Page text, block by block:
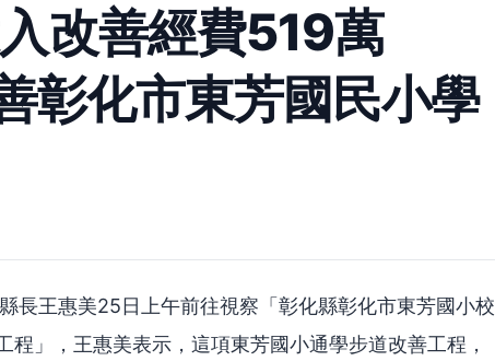
改善經費519萬
化市東芳國民小學
長王惠美25日上午前往視察「彰化縣彰化市東芳國小校
程」，王惠美表示，這項東芳國小通學步道改善工程，